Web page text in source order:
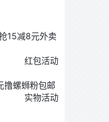
15减8元外卖
红包活动
撸螺蛳粉包邮
实物活动